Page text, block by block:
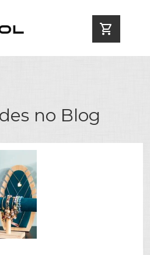
shopping_cart
no Blog